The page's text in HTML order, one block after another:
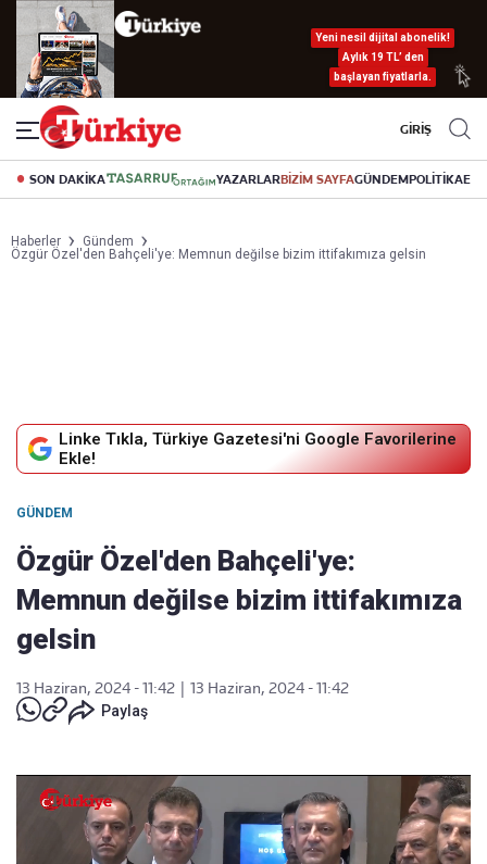
Yeni nesil dijital abonelik!
Aylık 19 TL’ den
başlayan fiyatlarla.
GİRİŞ
SON DAKİKA YAZARLARBİZİM SAYFAGÜNDEMPOLİTİKA
Haberler
Gündem
Özgür Özel'den Bahçeli'ye: Memnun değilse bizim ittifakımıza gelsin
Linke Tıkla, Türkiye Gazetesi'ni Google Favorilerine
Ekle!
GÜNDEM
Özgür Özel'den Bahçeli'ye:
Memnun değilse bizim ittifakımıza
gelsin
13 Haziran, 2024 - 11:42
13 Haziran, 2024 - 11:42
Paylaş